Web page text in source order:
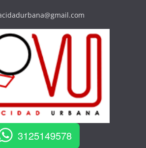
3125149578